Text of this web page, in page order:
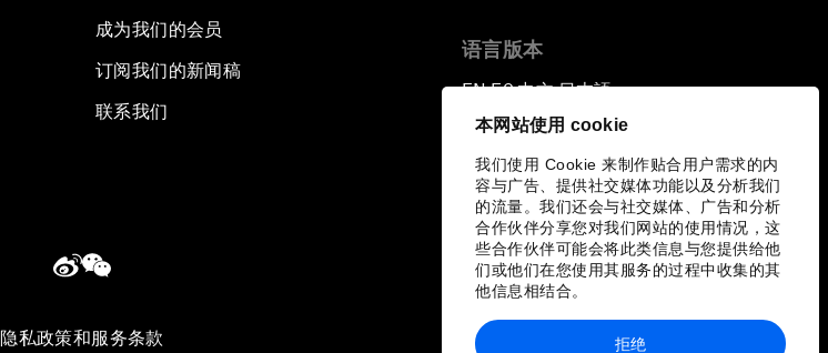
本网站使用 cookie
我们使用 Cookie 来制作贴合用户需求的内
容与广告、提供社交媒体功能以及分析我们
的流量。我们还会与社交媒体、广告和分析
合作伙伴分享您对我们网站的使用情况，这
些合作伙伴可能会将此类信息与您提供给他
们或他们在您使用其服务的过程中收集的其
他信息相结合。
拒绝
成为我们的会员
订阅我们的新闻稿
联系我们
语言版本
EN▪ES▪中文▪日本語
隐私政策和服务条款